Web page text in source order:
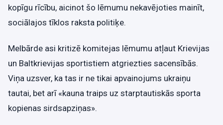
kopīgu rīcību, aicinot šo lēmumu nekavējoties mainīt,
sociālajos tīklos raksta politiķe.
Melbārde asi kritizē komitejas lēmumu atļaut Krievijas
un Baltkrievijas sportistiem atgriezties sacensībās.
Viņa uzsver, ka tas ir ne tikai apvainojums ukraiņu
tautai, bet arī «kauna traips uz starptautiskās sporta
kopienas sirdsapziņas».